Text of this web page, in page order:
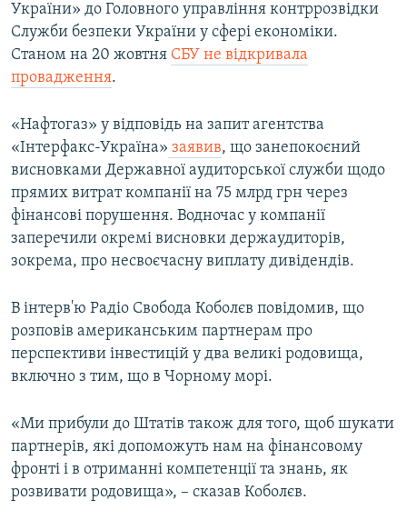
України» до Головного управління контррозвідки
Служби безпеки України у сфері економіки.
Станом на 20 жовтня СБУ не відкривала
провадження.
«Нафтогаз» у відповідь на запит агентства
«Інтерфакс-Україна» заявив, що занепокоєний
висновками Державної аудиторської служби щодо
прямих витрат компанії на 75 млрд грн через
фінансові порушення. Водночас у компанії
заперечили окремі висновки держаудиторів,
зокрема, про несвоєчасну виплату дивідендів.
В інтерв'ю Радіо Свобода Коболєв повідомив, що
розповів американським партнерам про
перспективи інвестицій у два великі родовища,
включно з тим, що в Чорному морі.
«Ми прибули до Штатів також для того, щоб шукати
партнерів, які допоможуть нам на фінансовому
фронті і в отриманні компетенції та знань, як
розвивати родовища», – сказав Коболєв.